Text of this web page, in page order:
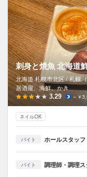
刺身と焼魚 北海道
北海道 札幌市北区 / 札幌
居酒屋、海鮮、かき
3.29 ～￥
ネイルOK
バイト ホールスタッフ
バイト 調理師・調理ス